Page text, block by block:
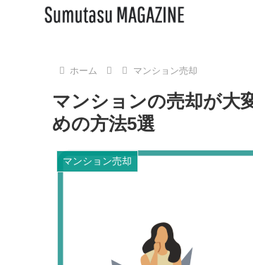
ホーム マンション売却
マンションの売却が大
めの方法5選
マンション売却